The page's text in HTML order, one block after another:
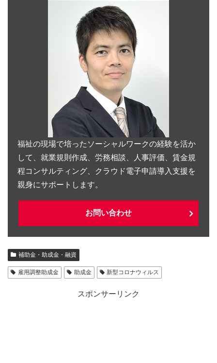
福祉の現場で培ったソーシャルワークの経験を活か
して、就業規則作成、労務相談、人事評価、賃金規
程コンサルティング、クラウド電子申請導入支援を
親身にサポートします。
お問い合わせ
補助金・助成金・融資
雇用調整助成金 助成金 新型コロナウィルス
スポンサーリンク